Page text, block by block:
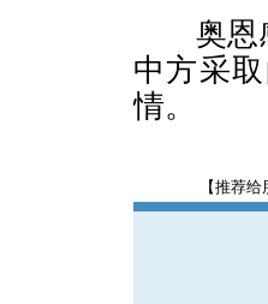
奥恩感
中方采
情。
【推荐给